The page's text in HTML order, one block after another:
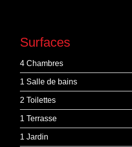
Surfaces
4 Chambres
1 Salle de bains
2 Toilettes
1 Terrasse
1 Jardin